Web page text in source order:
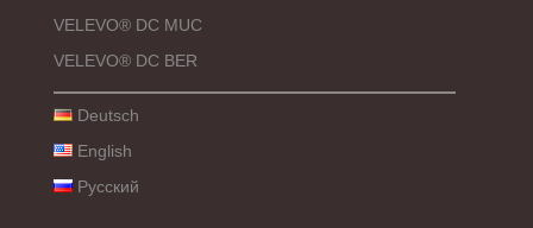
VELEVO® DC MUC
VELEVO® DC BER
Deutsch
English
Русский